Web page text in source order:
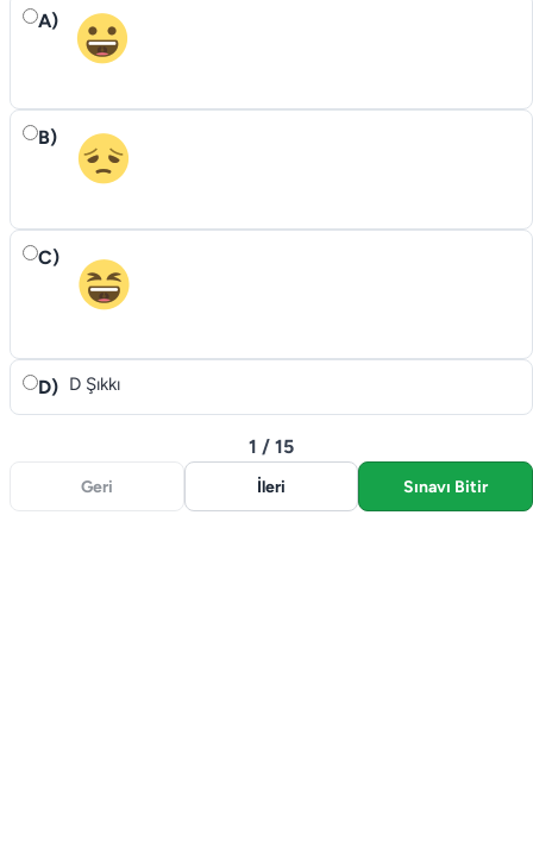
A)
B)
C)
D) D Şıkkı
Geri
1 / 15
İleri Sınavı Bitir